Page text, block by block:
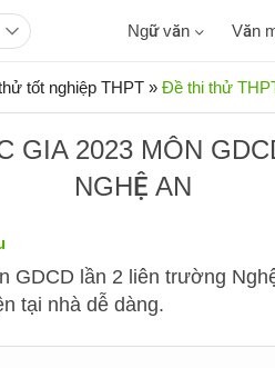
Ngữ văn Văn
tốt nghiệp THPT » Đề thi thử
GIA 2023 MÔN
NGHỆ AN
GDCD lần 2 liên trường
tại nhà dễ dàng.